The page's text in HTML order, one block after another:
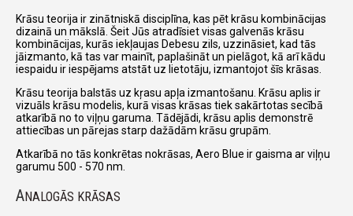
Krāsu teorija ir zinātniskā disciplīna, kas pēt krāsu kombinācijas
dizainā un mākslā. Šeit Jūs atradīsiet visas galvenās krāsu
kombinācijas, kurās iekļaujas Debesu zils, uzzināsiet, kad tās
jāizmanto, kā tas var mainīt, paplašināt un pielāgot, kā arī kādu
iespaidu ir iespējams atstāt uz lietotāju, izmantojot šīs krāsas.
Krāsu teorija balstās uz kŗasu apļa izmantošanu. Krāsu aplis ir
vizuāls krāsu modelis, kurā visas krāsas tiek sakārtotas secībā
atkarībā no to viļņu garuma. Tādējādi, krāsu aplis demonstrē
attiecības un pārejas starp dažādām krāsu grupām.
Atkarībā no tās konkrētas nokrāsas, Aero Blue ir gaisma ar viļņu
garumu 500 - 570 nm.
ANALOGĀS KRĀSAS